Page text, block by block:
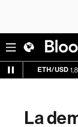
1,837.015
La